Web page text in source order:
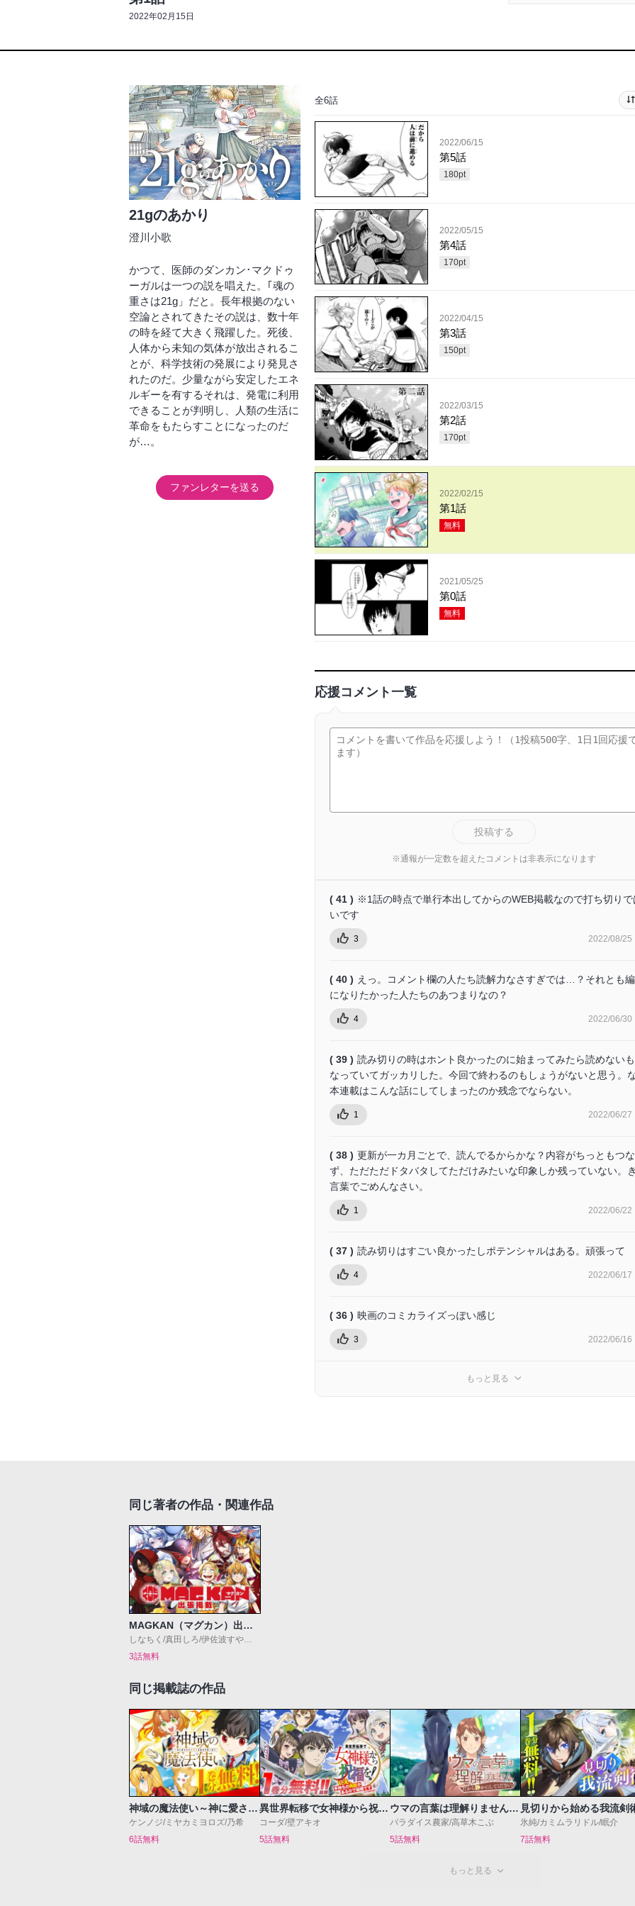
2022年02月15日
21gのあかり
澄川小歌
かつて、医師のダンカン･マクドゥ
ーガルは一つの説を唱えた。｢魂の
重さは21g」だと。長年根拠のない
空論とされてきたその説は、数十年
の時を経て大きく飛躍した。死後、
人体から未知の気体が放出されるこ
とが、科学技術の発展により発見さ
れたのだ。少量ながら安定したエネ
ルギーを有するそれは、発電に利用
できることが判明し、人類の生活に
革命をもたらすことになったのだ
が…。
ファンレターを送る
全6話
2022/06/15
第5話
180pt
2022/05/15
第4話
170pt
2022/04/15
第3話
150pt
2022/03/15
第2話
170pt
2022/02/15
第1話
無料
2021/05/25
第0話
無料
応援コメント一覧
投稿する
※通報が一定数を超えたコメントは非表示になります
( 41 ) ※1話の時点で単行本出してからのWEB掲載なので打ち切りで
いです
3 2022/08/25
( 40 ) えっ。コメント欄の人たち読解力なさすぎでは…？それとも
になりたかった人たちのあつまりなの？
4 2022/06/30
( 39 ) 読み切りの時はホント良かったのに始まってみたら読めない
なっていてガッカリした。今回で終わるのもしょうがないと思う。
本連載はこんな話にしてしまったのか残念でならない。
1 2022/06/27
( 38 ) 更新が一カ月ごとで、読んでるからかな？内容がちっともつ
ず、ただただドタバタしてただけみたいな印象しか残っていない。
言葉でごめんなさい。
1 2022/06/22
( 37 ) 読み切りはすごい良かったしポテンシャルはある。頑張って
4 2022/06/17
( 36 ) 映画のコミカライズっぽい感じ
3 2022/06/16
もっと見る
同じ著者の作品・関連作品
MAGKAN（マグカン）出張掲載
3話無料
同じ掲載誌の作品
神域の魔法使い～神に愛された落第生は魔法学院へ通う～
ケンノジ/ミヤカミヨロズ/乃希
6話無料
異世界転移で女神様から祝福を！～いえ、手持ちの異能があるので結構です～@COMIC
コーダ/壁アキオ
5話無料
ウマの言葉は理解りませんだから静かにしてください！
パラダイス農家/高草木こぶ
5話無料
見切りから始める我流剣
氷純/カミムラリドル/眠介
7話無料
もっと見る